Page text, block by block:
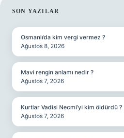
SIDEBAR
SON YAZILAR
Osmanlı’da kim vergi vermez ?
Ağustos 8, 2026
Mavi rengin anlamı nedir ?
Ağustos 7, 2026
Kurtlar Vadisi Necmi’yi kim öldürdü ?
Ağustos 7, 2026